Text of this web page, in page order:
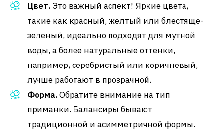
Цвет. Это важный аспект! Яркие цвета,
такие как красный, желтый или блестяще-
зеленый, идеально подходят для мутной
воды, а более натуральные оттенки,
например, серебристый или коричневый,
лучше работают в прозрачной.
Форма.Обратите внимание на тип
приманки. Балансиры бывают
традиционной и асимметричной формы.